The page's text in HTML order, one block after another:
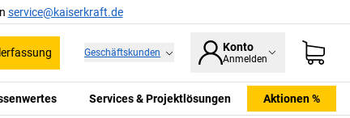
service@kaiserkraft.de
Geschäftskunden Konto
Anmelden
Services & Projektlösungen Aktionen %